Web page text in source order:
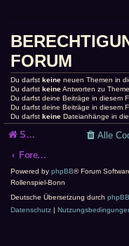
FORUM
Du darfst keine neuen Themen in
Du darfst keineAntworten zu
Du darfst deine Beiträge in diesem
Du darfst deine Beiträge in diesem
Du darfst keine Dateianhänge in
Startseite
Foren-Übersicht
Alle
Powered by phpBB® Forum
Rollenspiel-Bonn
Deutsche Übersetzung durch
Datenschutz